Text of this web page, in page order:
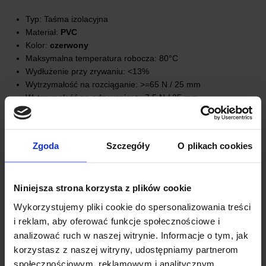
Zgoda Szczegóły O plikach cookies
Niniejsza strona korzysta z plików cookie
Wykorzystujemy pliki cookie do spersonalizowania treści
i reklam, aby oferować funkcje społecznościowe i
analizować ruch w naszej witrynie. Informacje o tym, jak
korzystasz z naszej witryny, udostępniamy partnerom
społecznościowym, reklamowym i analitycznym.
Typ: Taśma izolacyjna
Materiał: PVC
Kolor: czerwony
Maksymalna temperatura robocza: 80°C
Wydłużenie przy zrywaniu: <13%
Wytrzymałość na rozciąganie: >=65 N / 25 mm
Wytrzymałość na odrywanie: >=7,5 N / 25 mm
Przyczepność do materiałów: PVC, plastik, aluminium, stal
Szerokość: 19 mm
Długość: 10 yd (9,14 m)
OPINIE
DOSTAWA